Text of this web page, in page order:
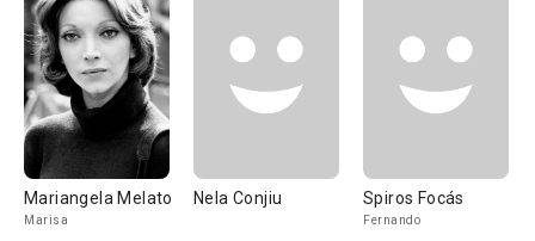
Mariangela Melato
Marisa
Nela Conjiu Spiros Focás
Fernando